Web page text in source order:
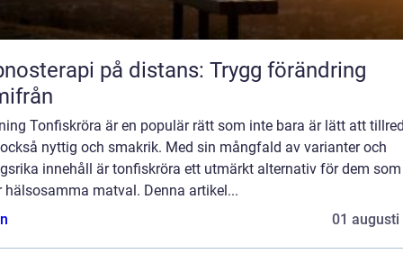
på distans: Trygg förändring
Tonfiskröra är en populär rätt som inte bara är lätt att
nyttig och smakrik. Med sin mångfald av varianter och
innehåll är tonfiskröra ett utmärkt alternativ för dem som
hälsosamma matval. Denna artikel...
01 augusti